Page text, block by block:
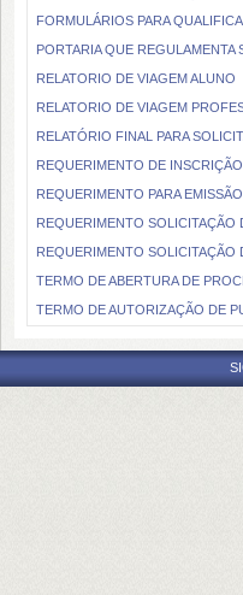
FORMULÁRIOS PARA
PORTARIA QUE REGULAMENTA
RELATORIO DE VIAGEM ALUNO
RELATORIO DE VIAGEM
RELATÓRIO FINAL PARA
REQUERIMENTO DE
REQUERIMENTO PARA
REQUERIMENTO SOLICITAÇÃO
REQUERIMENTO SOLICITAÇÃO
TERMO DE ABERTURA DE
TERMO DE AUTORIZAÇÃO DE